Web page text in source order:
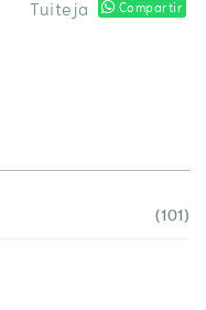
Tuiteja
Compartir
(101)